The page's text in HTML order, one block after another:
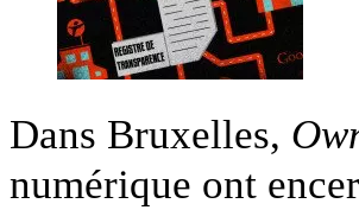
Dans Bruxelles,
numérique ont